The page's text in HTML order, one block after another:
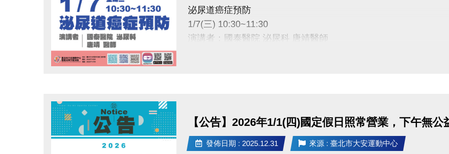
泌尿道癌症預防
1/7(三) 10:30~11:30
演講者：國泰醫院 泌尿科 唐靖醫師
主辦：
國泰綜合醫院Cathay General Hospital
國泰醫療財團法人
【公告】2026年1/1(四)國定假日照常營業，下午無公
發佈日期 : 2025.12.31 來源 : 臺北市大安運動中心